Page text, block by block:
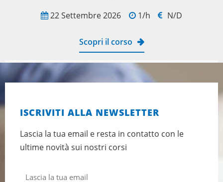
22 Settembre 2026 1/h N/D
Scopri il corso
ISCRIVITI ALLA NEWSLETTER
Lascia la tua email e resta in contatto con le
ultime novità sui nostri corsi